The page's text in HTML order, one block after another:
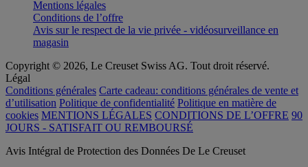
Mentions légales
Conditions de l’offre
Avis sur le respect de la vie privée - vidéosurveillance en
magasin
Copyright © 2026, Le Creuset Swiss AG. Tout droit réservé.
Légal
Conditions générales Carte cadeau: conditions générales de vente et
d’utilisation Politique de confidentialité Politique en matière de
cookies MENTIONS LÉGALES CONDITIONS DE L’OFFRE 90
JOURS - SATISFAIT OU REMBOURSÉ
Avis Intégral de Protection des Données De Le Creuset